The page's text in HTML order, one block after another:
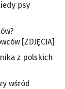
psy
[ZDJĘCIA]
z polskich
wśród